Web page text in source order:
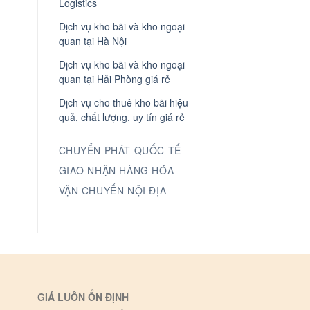
Dịch vụ kho bãi và kho ngoại
quan tại Hà Nội
Dịch vụ kho bãi và kho ngoại
quan tại Hải Phòng giá rẻ
Dịch vụ cho thuê kho bãi hiệu
quả, chất lượng, uy tín giá rẻ
CHUYỂN PHÁT QUỐC TẾ
GIAO NHẬN HÀNG HÓA
VẬN CHUYỂN NỘI ĐỊA
GIÁ LUÔN ỔN ĐỊNH